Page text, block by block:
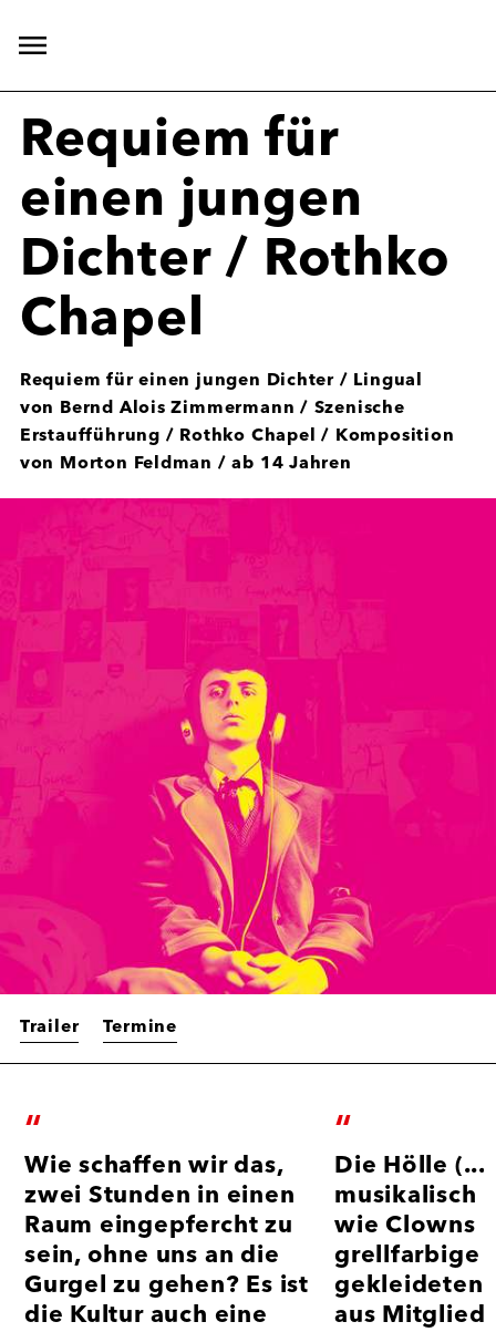
Hauptnavigation
Requiem für
einen jungen
Dichter / Rothko
Chapel
Requiem für einen jungen Dichter / Lingual
von Bernd Alois Zimmermann / Szenische
Erstaufführung / Rothko Chapel / Komposition
von Morton Feldman / ab 14 Jahren
Trailer Termine
Pressestimmen
“
Wie schaffen wir das,
zwei Stunden in einen
Raum eingepfercht zu
sein, ohne uns an die
Gurgel zu gehen? Es ist
die Kultur auch eine
“
Die Hölle
musikalisch
wie Clowns
grellfarbige
gekleideten
aus